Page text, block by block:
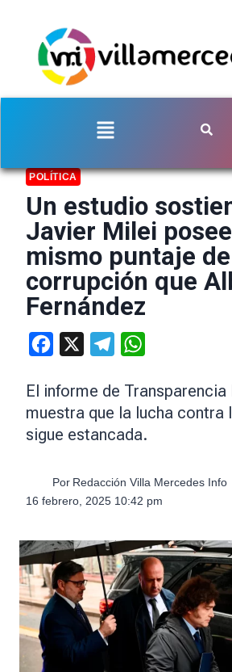
POLÍTICA
Un estudio
Javier Milei
mismo puntaje de
corrupción que
Fernández
Facebook Telegram
El informe de
muestra que la lucha contra
sigue estancada.
Por Redacción Villa Mercedes Info
16 febrero, 2025 10:42 pm